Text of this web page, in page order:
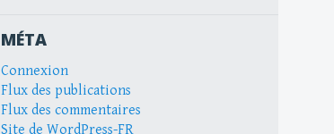
MÉTA
Connexion
Flux des publications
Flux des commentaires
Site de WordPress-FR